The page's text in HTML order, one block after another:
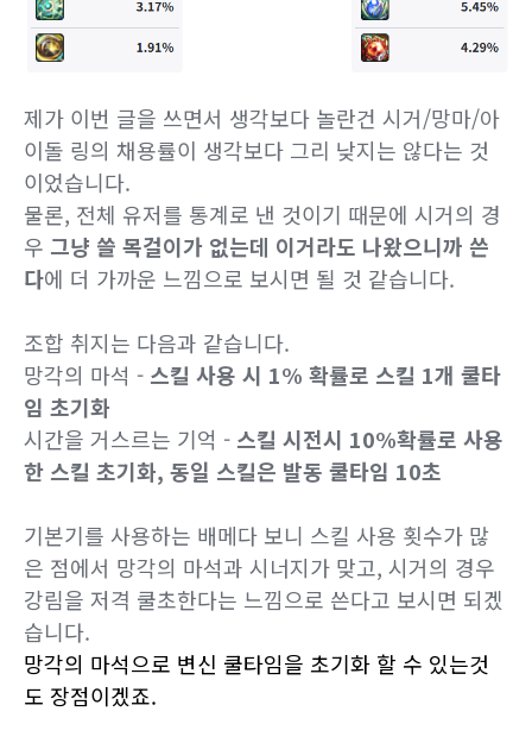
제가 이번 글을 쓰면서 생각보다 놀란건 시거/망마/아
이돌 링의 채용률이 생각보다 그리 낮지는 않다는 것
이었습니다.
물론, 전체 유저를 통계로 낸 것이기 때문에 시거의 경
우 그냥 쓸 목걸이가 없는데 이거라도 나왔으니까 쓴
다에 더 가까운 느낌으로 보시면 될 것 같습니다.
조합 취지는 다음과 같습니다.
망각의 마석 - 스킬 사용 시 1% 확률로 스킬 1개 쿨타
임 초기화
시간을 거스르는 기억 - 스킬 시전시 10%확률로 사용
한 스킬 초기화, 동일 스킬은 발동 쿨타임 10초
기본기를 사용하는 배메다 보니 스킬 사용 횟수가 많
은 점에서 망각의 마석과 시너지가 맞고, 시거의 경우
강림을 저격 쿨초한다는 느낌으로 쓴다고 보시면 되겠
습니다.
망각의 마석으로 변신 쿨타임을 초기화 할 수 있는것
도 장점이겠죠.